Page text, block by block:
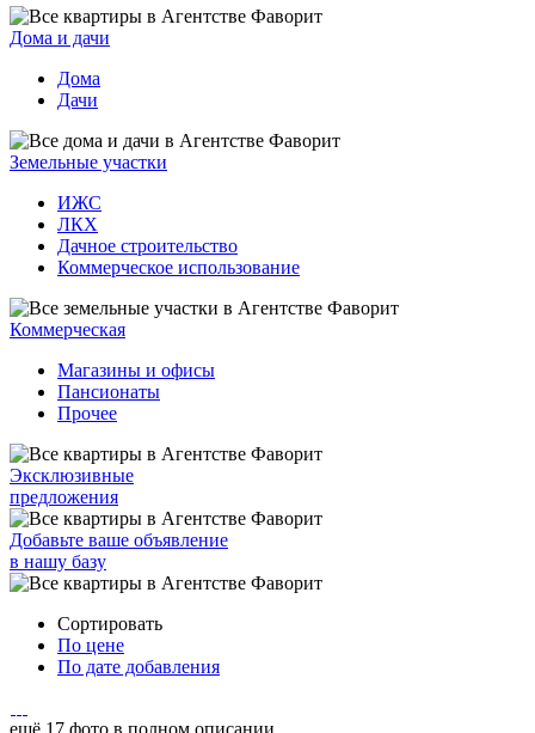
Дома и дачи
Дома
Дачи
Земельные участки
ИЖС
ЛКХ
Дачное строительство
Коммерческое использование
Коммерческая
Магазины и офисы
Пансионаты
Прочее
Эксклюзивные
предложения
Добавьте ваше объявление
в нашу базу
Сортировать
По цене
По дате добавления
ещё 17 фото в полном описании